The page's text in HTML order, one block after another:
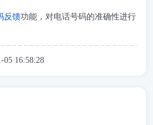
反馈功能，对电话号码的准确性进行
05 16:58:28